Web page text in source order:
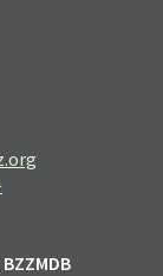
BZZMDB